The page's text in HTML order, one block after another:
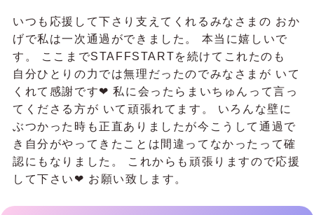
いつも応援して下さり支えてくれるみなさまの おか
げで私は一次通過ができました。 本当に嬉しいで
す。 ここまでSTAFFSTARTを続けてこれたのも
自分ひとりの力では無理だったのでみなさまが いて
くれて感謝です❤︎ 私に会ったらまいちゅんって言っ
てくださる方が いて頑張れてます。 いろんな壁に
ぶつかった時も正直ありましたが今こうして通過で
き自分がやってきたことは間違ってなかったって確
認にもなりました。 これからも頑張りますので応援
して下さい❤︎ お願い致します。